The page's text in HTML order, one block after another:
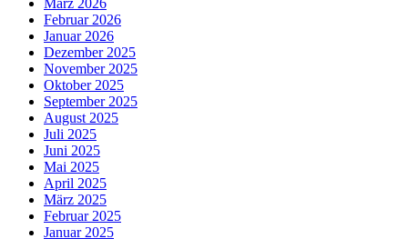
Februar 2026
Januar 2026
Dezember 2025
November 2025
Oktober 2025
September 2025
August 2025
Juli 2025
Juni 2025
Mai 2025
April 2025
März 2025
Februar 2025
Januar 2025